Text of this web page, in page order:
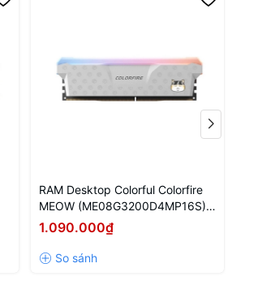
RAM Desktop Colorful Colorfire
MEOW (ME08G3200D4MP16S)
8GB (1x8GB) DDR4 3200MHz
1.090.000₫